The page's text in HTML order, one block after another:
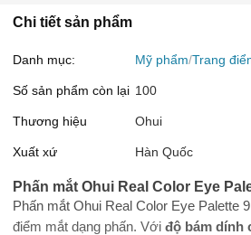
Chi tiết sản phẩm
Danh mục: Mỹ phẩm Trang
Số sản phẩm còn lại 100
Thương hiệu Ohui
Xuất xứ Hàn Quốc
Phấn mắt Ohui Real Color Eye
Phấn mắt Ohui Real Color Eye Palette
điểm mắt dạng phấn. Với độ bám dính